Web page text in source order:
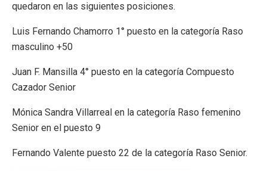
quedaron en las siguientes posiciones.
Luis Fernando Chamorro 1° puesto en la categoría Raso
masculino +50
Juan F. Mansilla 4° puesto en la categoría Compuesto
Cazador Senior
Mónica Sandra Villarreal en la categoría Raso femenino
Senior en el puesto 9
Fernando Valente puesto 22 de la categoría Raso Senior.